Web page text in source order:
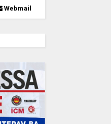
Webmail